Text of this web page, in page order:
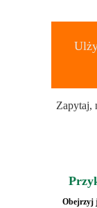
Zapytaj,
Obejrzyj